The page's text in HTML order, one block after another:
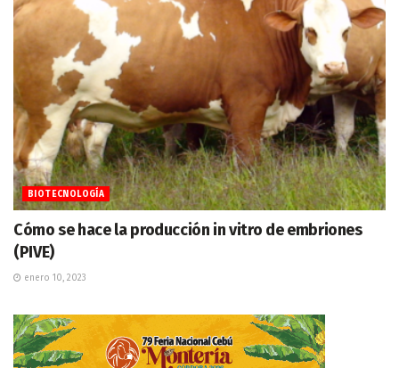
BIOTECNOLOGÍA
Cómo se hace la producción in vitro de embriones
(PIVE)
enero 10, 2023